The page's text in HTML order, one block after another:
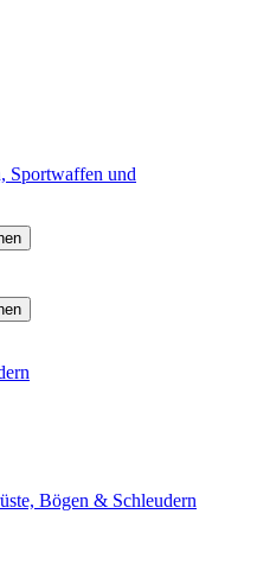
Bögen & Schleudern